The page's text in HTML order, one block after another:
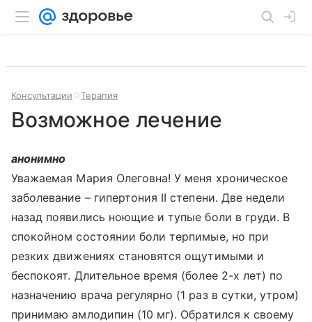
Консультации Терапия
Возможное лечение
анонимно
Уважаемая Мария Олеговна! У меня хроническое
заболевание – гипертония II степени. Две недели
назад появились ноющие и тупые боли в груди. В
спокойном состоянии боли терпимые, но при
резких движениях становятся ощутимыми и
беспокоят. Длительное время (более 2-х лет) по
назначению врача регулярно (1 раз в сутки, утром)
принимаю амлодипин (10 мг). Обратился к своему